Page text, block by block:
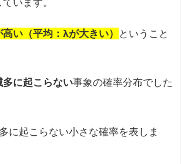
い（平均：λが大きい）
ということ
多に起こらない事象の確率分布でした
に起こらない小さな確率を表しま